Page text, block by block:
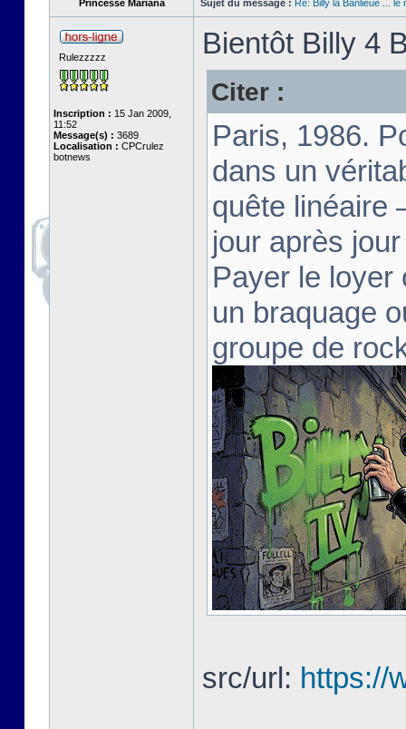
Princesse Mariana Sujet du message : Re: Billy la Banlieue ... le
Rulezzzzz
Inscription : 15 Jan 2009,
11:52
Message(s) : 3689
Localisation : CPCrulez
botnews
Bientôt Billy 4
Citer :
Paris, 1986.
dans un
quête linéaire
jour après
Payer le loyer
un braquage
groupe de
src/url: https://